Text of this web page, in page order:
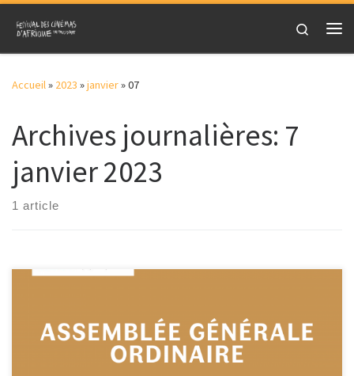
Skip to content
Search
Accueil» 2023 »janvier»07
Archives journalières: 7
janvier 2023
1 article
L’assemblée générale ordinaire du Festival des Cinémas d’Afrique